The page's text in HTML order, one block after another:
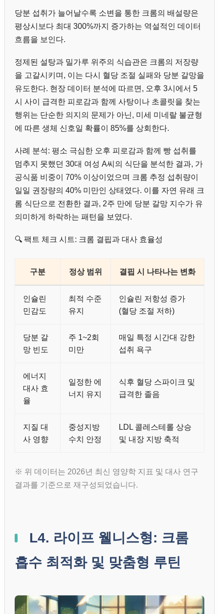
당분 섭취가 늘어날수록 소변을 통한 크롬의 배설량은
평상시보다 최대 300%까지 증가하는 역설적인 데이터
흐름을 보인다.
정제된 설탕과 밀가루 위주의 식습관은 크롬의 저장량
을 고갈시키며, 이는 다시 혈당 조절 실패와 당분 갈망을
유도한다. 현장 데이터 분석에 따르면, 오후 3시에서 5
시 사이 급격한 피로감과 함께 사탕이나 초콜릿을 찾는
행위는 단순한 의지의 문제가 아닌, 미세 미네랄 불균형
에 따른 생체 신호일 확률이 85%를 상회한다.
사례 분석: 평소 극심한 오후 피로감과 함께 빵 섭취를
멈추지 못했던 30대 여성 A씨의 식단을 분석한 결과, 가
공식품 비중이 70% 이상이었으며 크롬 추정 섭취량이
일일 권장량의 40% 미만인 상태였다. 이를 자연 유래 크
롬 식단으로 전환한 결과, 2주 만에 당분 갈망 지수가 유
의미하게 하락하는 패턴을 보였다.
🔍 팩트 체크 시트: 크롬 결핍과 대사 효율성
구분 정상 범위 결핍 시 나타나는 변화
인슐린
민감도
최적 수준
유지
인슐린 저항성 증가
(혈당 조절 저하)
당분 갈
망 빈도
주 1~2회
미만
매일 특정 시간대 강한
섭취 욕구
에너지
대사 효
율
일정한 에
너지 유지
식후 혈당 스파이크 및
급격한 졸음
지질 대
사 영향
중성지방
수치 안정
LDL 콜레스테롤 상승
및 내장 지방 축적
※ 위 데이터는 2026년 최신 영양학 지표 및 대사 연구
결과를 기준으로 재구성되었습니다.
L4. 라이프 웰니스형: 크롬
흡수 최적화 및 맞춤형 루틴